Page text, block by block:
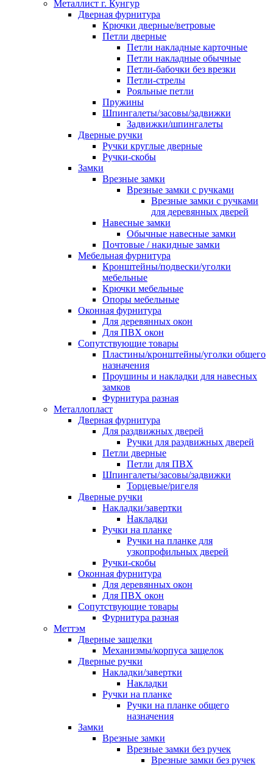
Металлист г. Кунгур
Дверная фурнитура
Крючки дверные/ветровые
Петли дверные
Петли накладные карточные
Петли накладные обычные
Петли-бабочки без врезки
Петли-стрелы
Рояльные петли
Пружины
Шпингалеты/засовы/задвижки
Задвижки/шпингалеты
Дверные ручки
Ручки круглые дверные
Ручки-скобы
Замки
Врезные замки
Врезные замки с ручками
Врезные замки с ручками
для деревянных дверей
Навесные замки
Обычные навесные замки
Почтовые / накидные замки
Мебельная фурнитура
Кронштейны/подвески/уголки
мебельные
Крючки мебельные
Опоры мебельные
Оконная фурнитура
Для деревянных окон
Для ПВХ окон
Сопутствующие товары
Пластины/кронштейны/уголки общего
назначения
Проушины и накладки для навесных
замков
Фурнитура разная
Металлопласт
Дверная фурнитура
Для раздвижных дверей
Ручки для раздвижных дверей
Петли дверные
Петли для ПВХ
Шпингалеты/засовы/задвижки
Торцевые/ригеля
Дверные ручки
Накладки/завертки
Накладки
Ручки на планке
Ручки на планке для
узкопрофильных дверей
Ручки-скобы
Оконная фурнитура
Для деревянных окон
Для ПВХ окон
Сопутствующие товары
Фурнитура разная
Меттэм
Дверные защелки
Механизмы/корпуса защелок
Дверные ручки
Накладки/завертки
Накладки
Ручки на планке
Ручки на планке общего
назначения
Замки
Врезные замки
Врезные замки без ручек
Врезные замки без ручек